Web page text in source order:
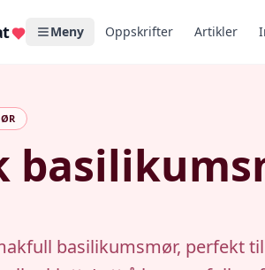
Meny Oppskrifter Artikler
basilikumsmør, perfekt